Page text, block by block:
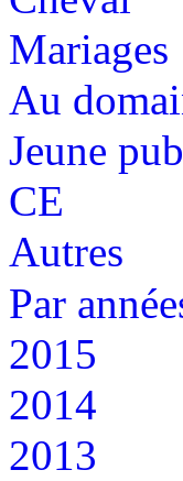
Mariages
Au
Jeune
CE
Autres
Par
2015
2014
2013